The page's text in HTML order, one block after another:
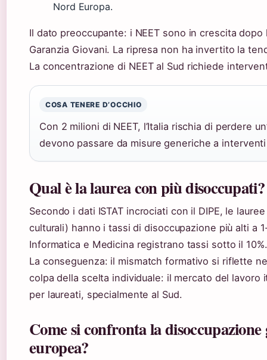
Nord Europa.
Il dato preoccupante: i NEET sono in crescita
Garanzia Giovani. La ripresa non ha invertito la
La concentrazione di NEET al Sud richiede
COSA TENERE D’OCCHIO
Con 2 milioni di NEET, l’Italia rischia di perdere
devono passare da misure generiche a
Qual è la laurea con più disoccupati?
Secondo i dati ISTAT incrociati con il DIPE, le
culturali) hanno i tassi di disoccupazione più alti a
Informatica e Medicina registrano tassi sotto il 10%.
La conseguenza: il mismatch formativo si riflette
colpa della scelta individuale: il mercato del
per laureati, specialmente al Sud.
Come si confronta la
europea?